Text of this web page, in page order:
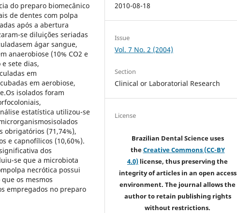
do preparo biomecânico
de dentes com polpa
após a abertura
se diluições seriadas
ágar sangue,
anaerobiose (10% CO2 e
sete dias,
em
em aerobiose,
isolados foram
estatística utilizou-se
obrigatórios (71,74%),
e capnofílicos (10,60%).
dos
se que a microbiota
necrótica possui
os mesmos
empregados no preparo
2010-08-18
Issue
Vol. 7 No. 2 (2004)
Section
Clinical or Laboratorial Research
License
Brazilian Dental Science uses
theCreative Commons (CC-BY
4.0) license, thus preserving the
integrity of articles in an open access
environment. The journal allows the
author to retain publishing rights
without restrictions.